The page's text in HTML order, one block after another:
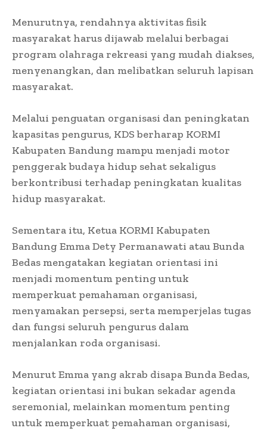
Menurutnya, rendahnya aktivitas fisik
masyarakat harus dijawab melalui berbagai
program olahraga rekreasi yang mudah diakses,
menyenangkan, dan melibatkan seluruh lapisan
masyarakat.
Melalui penguatan organisasi dan peningkatan
kapasitas pengurus, KDS berharap KORMI
Kabupaten Bandung mampu menjadi motor
penggerak budaya hidup sehat sekaligus
berkontribusi terhadap peningkatan kualitas
hidup masyarakat.
Sementara itu, Ketua KORMI Kabupaten
Bandung Emma Dety Permanawati atau Bunda
Bedas mengatakan kegiatan orientasi ini
menjadi momentum penting untuk
memperkuat pemahaman organisasi,
menyamakan persepsi, serta memperjelas tugas
dan fungsi seluruh pengurus dalam
menjalankan roda organisasi.
Menurut Emma yang akrab disapa Bunda Bedas,
kegiatan orientasi ini bukan sekadar agenda
seremonial, melainkan momentum penting
untuk memperkuat pemahaman organisasi,